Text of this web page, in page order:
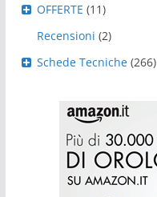
OFFERTE (11)
Recensioni (2)
Schede Tecniche (266)